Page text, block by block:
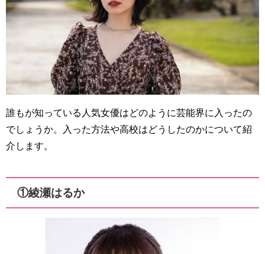
誰もが知っている人気女優はどのように芸能界に入ったの
でしょうか。入った方法や高校はどうしたのかについて紹
介します。
①綾瀬はるか